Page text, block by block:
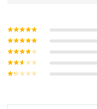
Bewertet mit
Bewertet
5
Bewerte
von 5
Bew
et